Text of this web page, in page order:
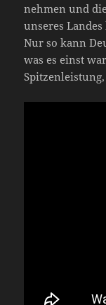
nehmen und
unseres
Nur so kann
was es einst